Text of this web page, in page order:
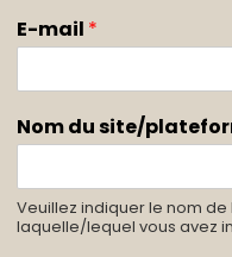
E-mail *
Nom du site/
Veuillez indiquer le nom
laquelle/lequel vous avez